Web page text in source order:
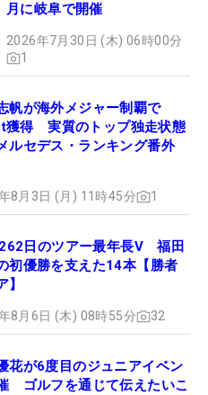
月に岐阜で開催
2026年7月30日 (木) 06時00分
1
帆が海外メジャー制覇で
獲得 実質のトップ独走状態
ルセデス・ランキング番外
8月3日 (月) 11時45分 1
日のツアー最年長V 福田
初優勝を支えた14本【勝者
】
8月6日 (木) 08時55分 32
花が6度目のジュニアイベン
ゴルフを通じて伝えたいこ